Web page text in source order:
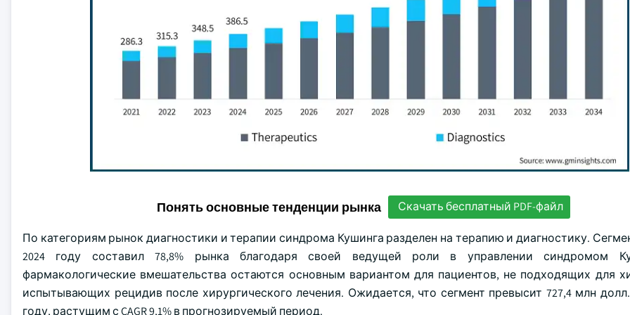
Понять основные тенденции рынка Скачать бесплатный PDF-файл
По категориям рынок диагностики и терапии синдрома Кушинга разделен на терапию и диагностику.
2024 году составил 78,8% рынка благодаря своей ведущей роли в управлении синдромом
фармакологические вмешательства остаются основным вариантом для пациентов, не подходящих для
испытывающих рецидив после хирургического лечения. Ожидается, что сегмент превысит 727,4 млн
году, растущим с CAGR 9,1% в прогнозируемый период.